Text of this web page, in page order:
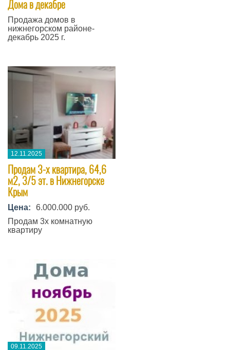
Дома в декабре
Продажа домов в
нижнегорском районе-
декабрь 2025 г.
12.11.2025
Продам 3-х квартира, 64,6
м2, 3/5 эт. в Нижнегорске
Крым
Цена:
6.000.000 руб.
Продам 3х комнатную
квартиру
09.11.2025